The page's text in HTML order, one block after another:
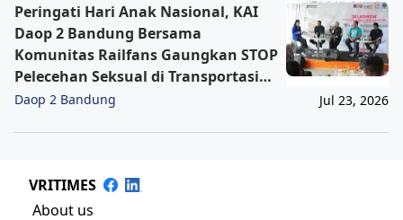
Peringati Hari Anak Nasional, KAI
Daop 2 Bandung Bersama
Komunitas Railfans Gaungkan STOP
Pelecehan Seksual di Transportasi
Publik Kereta Api
Daop 2 Bandung Jul 23, 2026
VRITIMES
About us